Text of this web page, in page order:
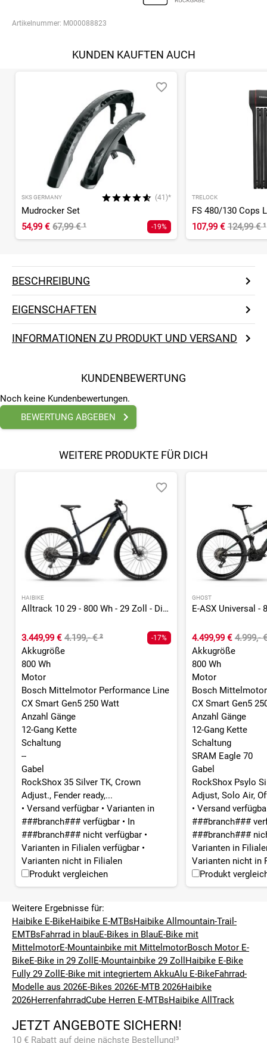
Artikelnummer: M000088823
KUNDEN KAUFTEN AUCH
SKS GERMANY (41)*
Mudrocker Set
54,99 € 67,99 €¹ -19%
TRELOCK
107,99 € 124,99 €¹
BESCHREIBUNG
EIGENSCHAFTEN
INFORMATIONEN ZU PRODUKT UND VERSAND
KUNDENBEWERTUNG
Noch keine Kundenbewertungen.
BEWERTUNG ABGEBEN
WEITERE PRODUKTE FÜR DICH
HAIBIKE
Alltrack 10 29 - 800 Wh - 29 Zoll - Diamant
3.449,99 € 4.199,- €² -17%
Akkugröße
800 Wh
Motor
Bosch Mittelmotor Performance Line
CX Smart Gen5 250 Watt
Anzahl Gänge
12-Gang Kette
Schaltung
--
Gabel
RockShox 35 Silver TK, Crown
Adjust., Fender ready,...
• Versand verfügbar • Varianten in
###branch### verfügbar • In
###branch### nicht verfügbar •
Varianten in Filialen verfügbar •
Varianten nicht in Filialen
Produkt vergleichen
GHOST
4.499,99 € 4.999,-
Akkugröße
800 Wh
Motor
Bosch
CX Smart Gen5
Anzahl Gänge
12-Gang Kette
Schaltung
SRAM Eagle 70
Gabel
RockShox Psylo
Adjust, Solo Air,
• Versand
###branch###
###branch###
Varianten in
Varianten nicht in
Produkt
Weitere Ergebnisse für:
Haibike E-BikeHaibike E-MTBsHaibike Allmountain-Trail-
EMTBsFahrrad in blauE-Bikes in BlauE-Bike mit
MittelmotorE-Mountainbike mit MittelmotorBosch Motor E-
BikeE-Bike in 29 Zoll E-Mountainbike 29 Zoll Haibike E-Bike
Fully 29 Zoll E-Bike mit integriertem AkkuAlu E-BikeFahrrad-
Modelle aus 2026E-Bikes 2026E-MTB 2026Haibike
2026HerrenfahrradCube Herren E-MTBsHaibike AllTrack
JETZT ANGEBOTE SICHERN!
10 € Rabatt auf deine nächste Bestellung!³